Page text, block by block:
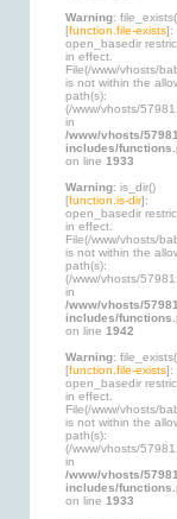
Warning:
[function.file-exists]:
open_basedir
in effect.
File(/www/vhosts/
is not within the
path(s):
(/www/vhosts/
in
/www/vhosts/
includes/
on line 1933
Warning: is_dir()
[function.is-dir]:
open_basedir
in effect.
File(/www/vhosts/
is not within the
path(s):
(/www/vhosts/
in
/www/vhosts/
includes/
on line 1942
Warning:
[function.file-exists]:
open_basedir
in effect.
File(/www/vhosts/
is not within the
path(s):
(/www/vhosts/
in
/www/vhosts/
includes/
on line 1933